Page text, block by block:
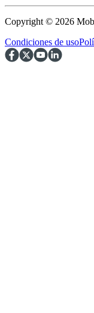
Copyright © 2026
Condiciones de uso